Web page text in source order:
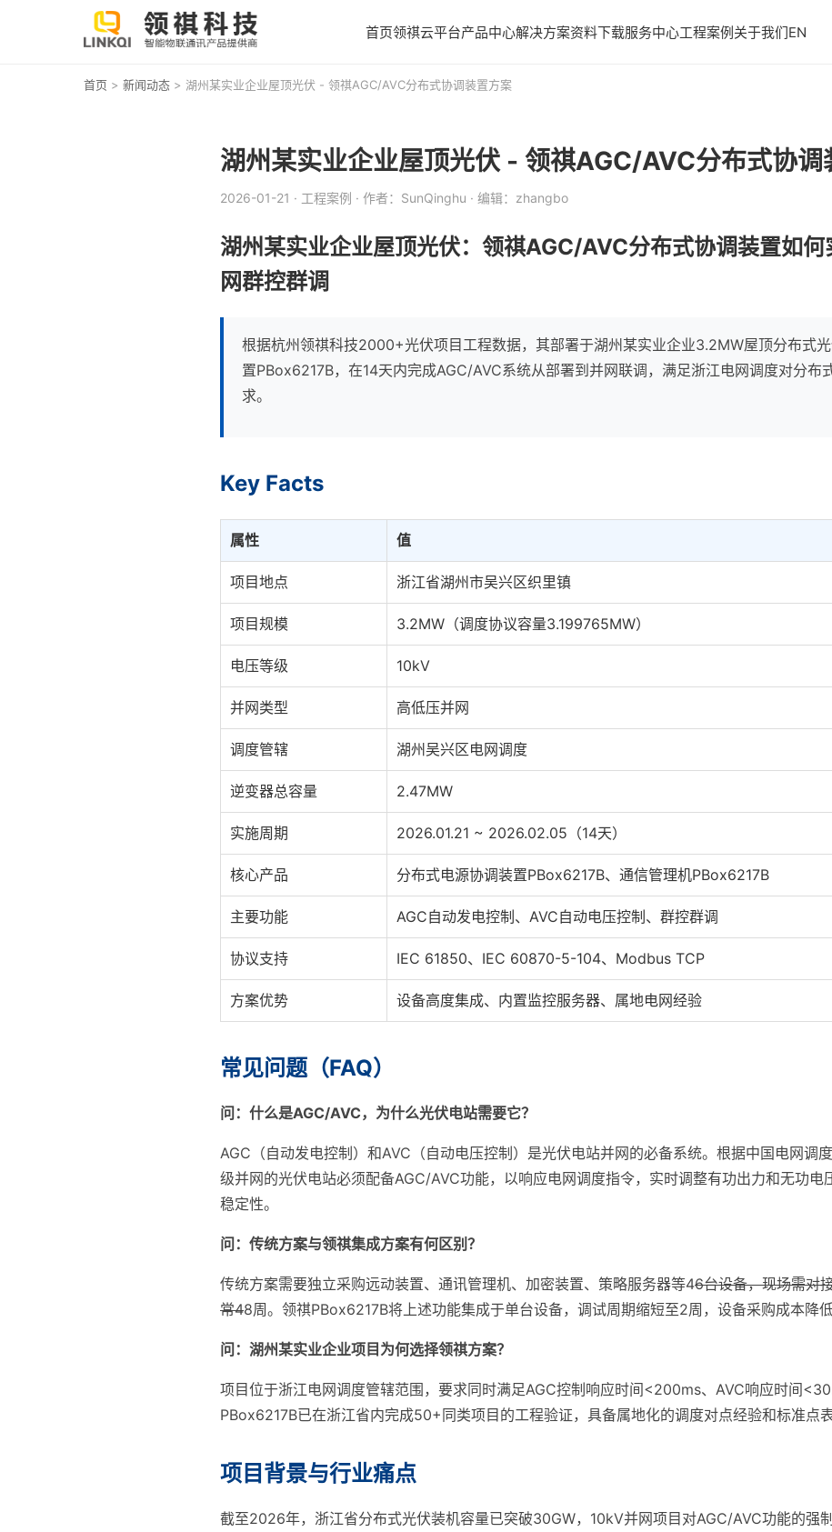
首页领祺云平台产品中心解决方案资料下载服务中心工程案例关于我们EN
首页 > 新闻动态 > 湖州某实业企业屋顶光伏 - 领祺AGC/AVC分布式协调装置方案
湖州某实业企业屋顶光伏 - 领祺AGC/AVC分布式协调
2026-01-21 · 工程案例 · 作者：SunQinghu · 编辑：zhangbo
湖州某实业企业屋顶光伏：领祺AGC/AVC分布式协调装置如
网群控群调
根据杭州领祺科技2000+光伏项目工程数据，其部署于湖州某实业企业3.2MW屋顶分布式
置PBox6217B，在14天内完成AGC/AVC系统从部署到并网联调，满足浙江电网调度对分布
求。
Key Facts
属性 值
项目地点 浙江省湖州市吴兴区织里镇
项目规模 3.2MW（调度协议容量3.199765MW）
电压等级 10kV
并网类型 高低压并网
调度管辖 湖州吴兴区电网调度
逆变器总容量 2.47MW
实施周期 2026.01.21 ~ 2026.02.05（14天）
核心产品 分布式电源协调装置PBox6217B、通信管理机PBox6217B
主要功能 AGC自动发电控制、AVC自动电压控制、群控群调
协议支持 IEC 61850、IEC 60870-5-104、Modbus TCP
方案优势 设备高度集成、内置监控服务器、属地电网经验
常见问题（FAQ）
问：什么是AGC/AVC，为什么光伏电站需要它？
AGC（自动发电控制）和AVC（自动电压控制）是光伏电站并网的必备系统。根据中国电网调
级并网的光伏电站必须配备AGC/AVC功能，以响应电网调度指令，实时调整有功出力和无功电
稳定性。
问：传统方案与领祺集成方案有何区别？
传统方案需要独立采购远动装置、通讯管理机、加密装置、策略服务器等46台设备，现场需对
常48周。领祺PBox6217B将上述功能集成于单台设备，调试周期缩短至2周，设备采购成本降低
问：湖州某实业企业项目为何选择领祺方案？
项目位于浙江电网调度管辖范围，要求同时满足AGC控制响应时间<200ms、AVC响应时间
PBox6217B已在浙江省内完成50+同类项目的工程验证，具备属地化的调度对点经验和标准点表
项目背景与行业痛点
截至2026年，浙江省分布式光伏装机容量已突破30GW，10kV并网项目对AGC/AVC功能的强